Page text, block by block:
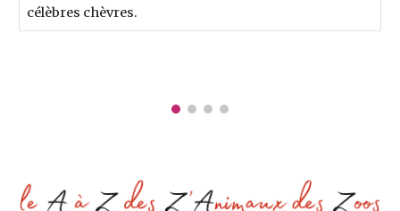
célèbres chèvres.